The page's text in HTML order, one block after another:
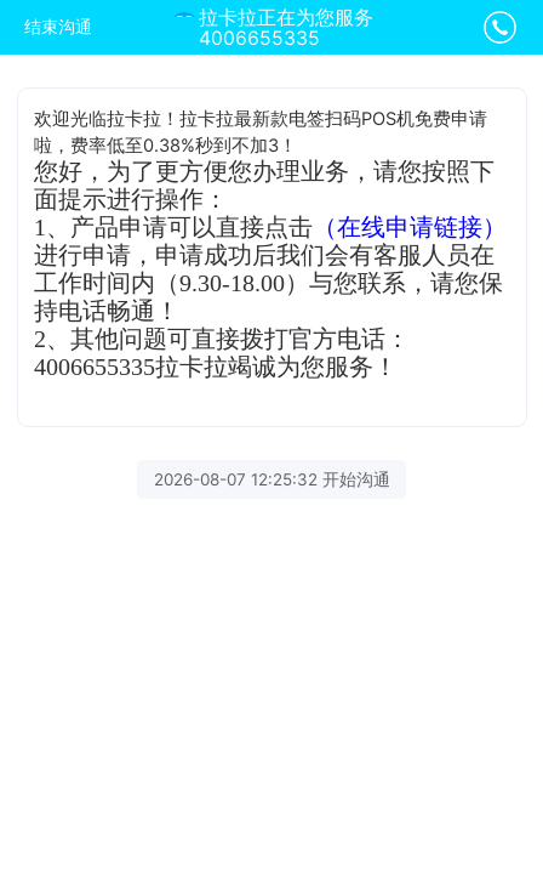
结束沟通
拉卡拉正在为您服务
4006655335
欢迎光临拉卡拉！拉卡拉最新款电签扫码POS机免费申请
啦，费率低至0.38%秒到不加3！
您好，为了更方便您办理业务，请您按照下
面提示进行操作：
1、产品申请可以直接点击 （在线申请链接）
进行申请，申请成功后我们会有客服人员在
工作时间内（9.30-18.00）与您联系，请您保
持电话畅通！
2、其他问题可直接拨打官方电话：
4006655335拉卡拉竭诚为您服务！
2026-08-07 12:25:32 开始沟通